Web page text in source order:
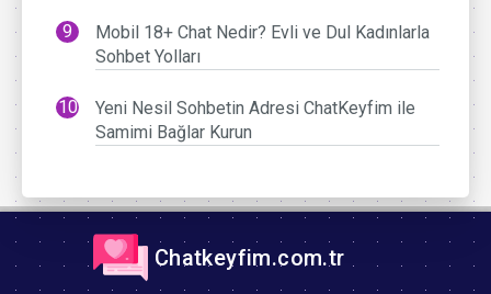
Mobil 18+ Chat Nedir? Evli ve Dul Kadınlarla
Sohbet Yolları
Yeni Nesil Sohbetin Adresi ChatKeyfim ile
Samimi Bağlar Kurun
Chatkeyfim.com.tr